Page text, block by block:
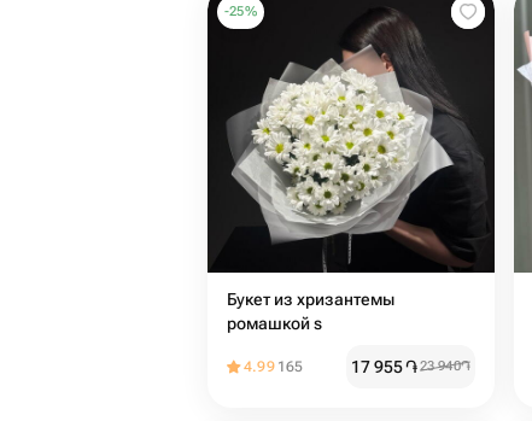
-25%
Букет из хризантемы
ромашкой s
4.99 165 17 955֏23 940֏